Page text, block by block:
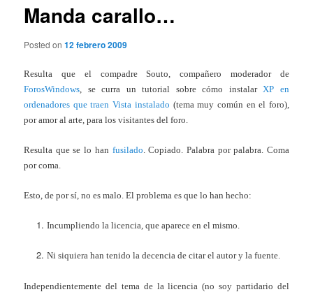
Manda carallo…
Posted on12 febrero 2009
Resulta que el compadre Souto, compañero moderador de
ForosWindows , se curra un tutorial sobre cómo instalarXP en
ordenadores que traen Vista instalado (tema muy común en el foro),
por amor al arte, para los visitantes del foro.
Resulta que se lo han fusilado. Copiado. Palabra por palabra. Coma
por coma.
Esto, de por sí, no es malo. El problema es que lo han hecho:
Incumpliendo la licencia, que aparece en el mismo.
Ni siquiera han tenido la decencia de citar el autor y la fuente.
Independientemente del tema de la licencia (no soy partidario del